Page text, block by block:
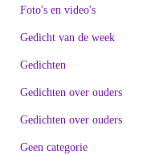
Foto's en video's
Gedicht van de week
Gedichten
Gedichten over ouders
Gedichten over ouders
Geen categorie